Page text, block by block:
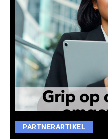
PARTNERARTIKEL